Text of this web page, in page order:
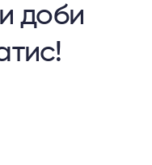
доби